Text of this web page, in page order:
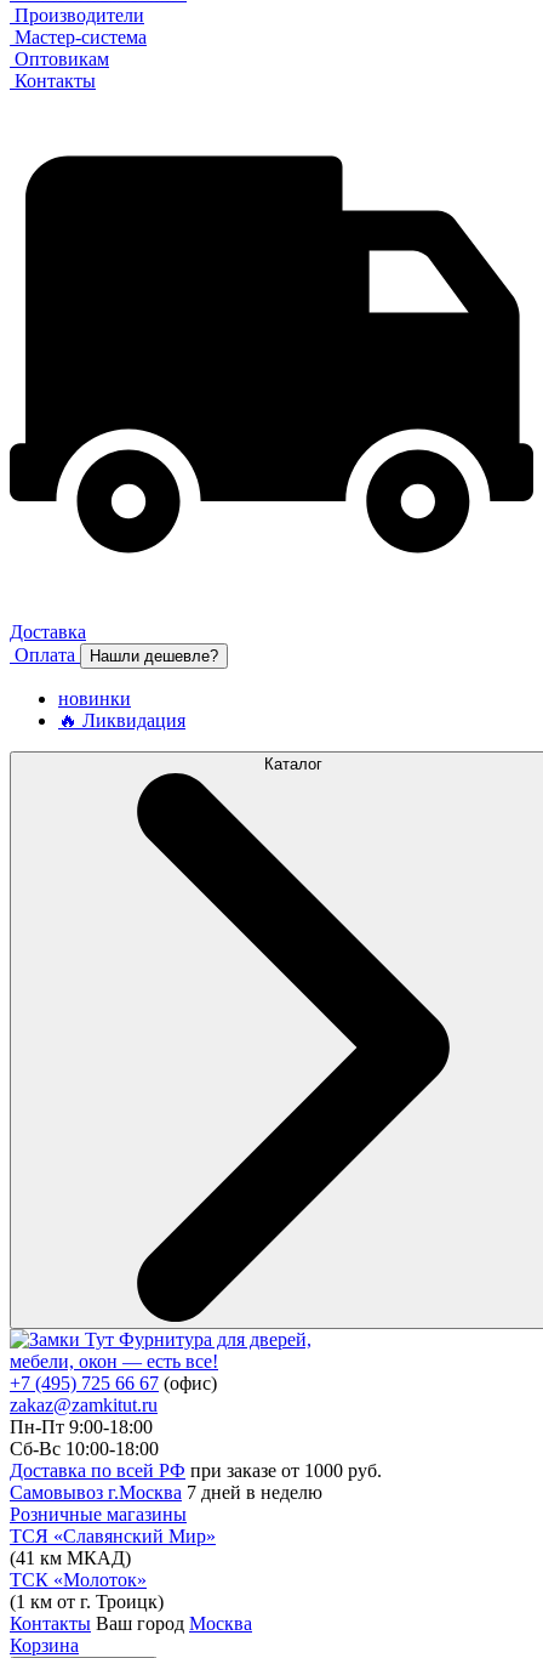
Производители
Мастер-система
Оптовикам
Контакты
Доставка
Оплата
Нашли дешевле?
новинки
🔥 Ликвидация
Каталог
Фурнитура для дверей,
мебели, окон — есть все!
+7 (495) 725 66 67 (офис)
zakaz@zamkitut.ru
Пн-Пт 9:00-18:00
Сб-Вс 10:00-18:00
Доставка по всей РФ при заказе от 1000 руб.
Самовывоз г.Москва 7 дней в неделю
Розничные магазины
ТСЯ «Славянский Мир»
(41 км МКАД)
ТСК «Молоток»
(1 км от г. Троицк)
Контакты Ваш город Москва
Корзина